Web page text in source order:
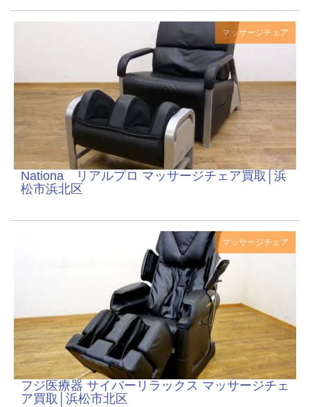
マッサージチェア
Nationa リアルプロ マッサージチェア買取│浜
松市浜北区
マッサージチェア
フジ医療器 サイバーリラックス マッサージチェ
ア買取│浜松市北区